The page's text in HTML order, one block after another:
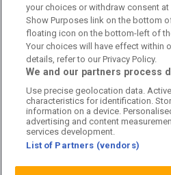
Annonsera på Fotbolldirekt
Redaktionell policy
Personuppgiftspolicy
Cookiepolicy
Arkiv
your choices or withdraw consent
Show Purposes link on the bottom
floating icon on the bottom-left of
Your choices will have effect within
details, refer to our Privacy Policy.
We and our partners process
Use precise geolocation data.
characteristics for identification.
information on a device.
advertising and content
services development.
List of Partners (vendors)